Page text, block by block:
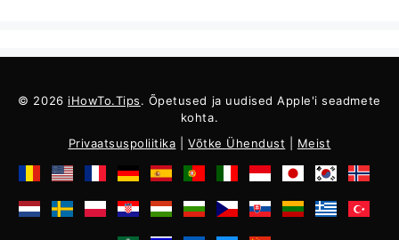
© 2026 iHowTo.Tips. Õpetused ja uudised Apple'i seadmete
kohta.
Privaatsuspoliitika
Võtke Ühendust Meist